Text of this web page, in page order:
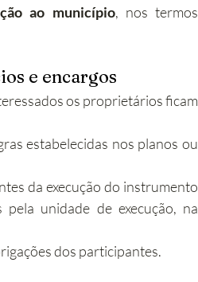
ao município, nos termos
e encargos
os proprietários ficam
estabelecidas nos planos ou
da execução do instrumento
unidade de execução, na
dos participantes.